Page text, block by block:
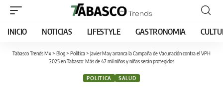
INICIO NOTICIAS LIFESTYLE GASTRONOMIA
Tabasco Trends Mx> Blog> Politica> Javier May arranca la Campaña de Vacunación contra el VPH
2025 en Tabasco: Más de 47 mil niños y niñas serán protegidos
POLITICA SALUD